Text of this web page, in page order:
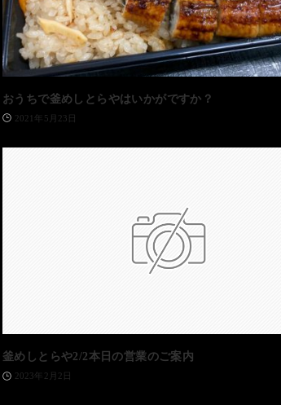
おうちで釜めしとらやはいかがですか？
2021年5月23日
釜めしとらや2/2本日の営業のご案内
2023年2月2日